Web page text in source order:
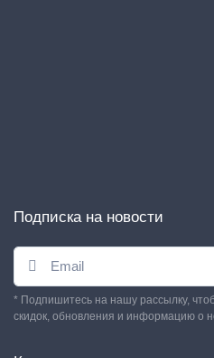
Подписка на новости
* Подпишитесь на нашу рассылку,
скидок, обновления и информацию о